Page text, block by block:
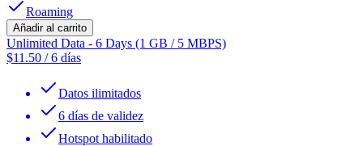
Roaming
Añadir al carrito
Unlimited Data - 6 Days (1 GB / 5 MBPS)
$11.50 /6 días
Datos ilimitados
6 días de validez
Hotspot habilitado